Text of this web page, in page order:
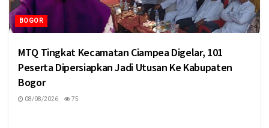
BOGOR
MTQ Tingkat Kecamatan Ciampea Digelar, 101
Peserta Dipersiapkan Jadi Utusan Ke Kabupaten
Bogor
08/08/2026 75